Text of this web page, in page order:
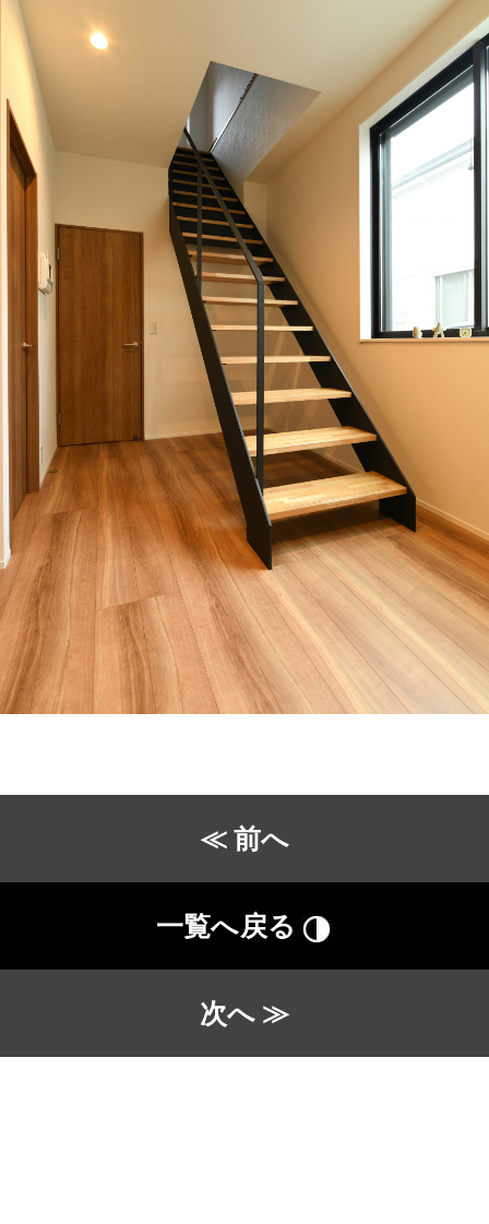
≪ 前へ
一覧へ戻る
次へ ≫